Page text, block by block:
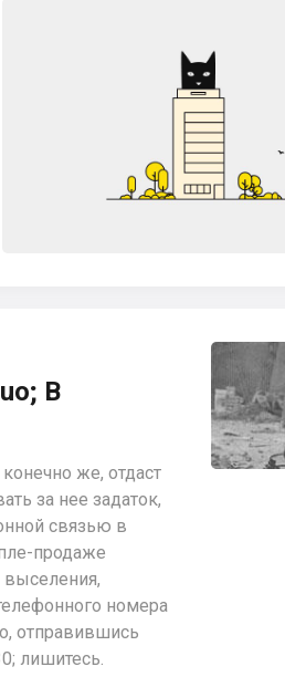
В
же, отдаст
за нее задаток,
связью в
продаже
номера
отправившись
лишитесь.